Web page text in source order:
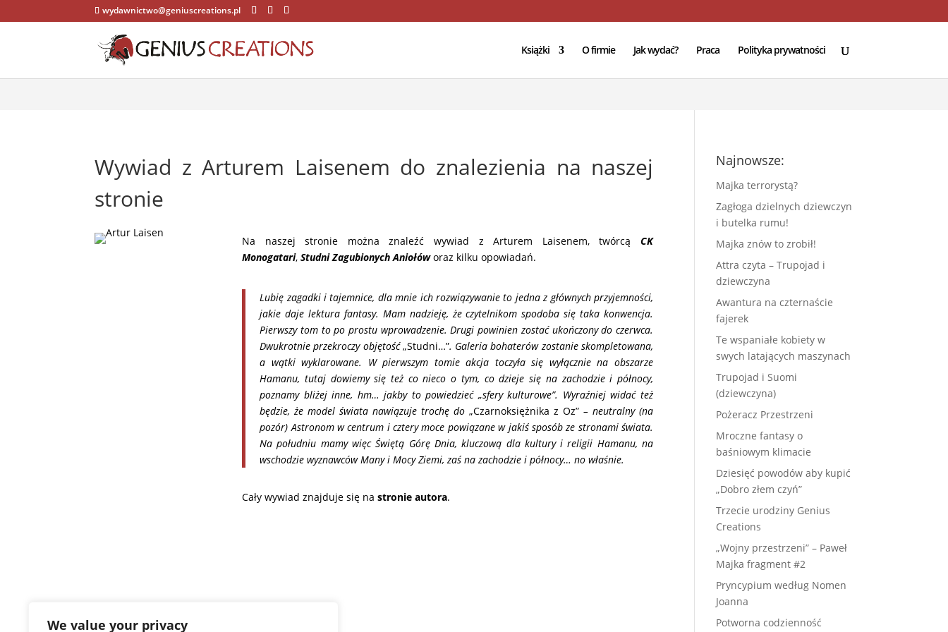
We value your privacy
Warning: Constant WP_CACHE already defined in/home/zenstrona/domains/geniuscreations.pl/public_html/wp-config.phpon line94
wydawnictwo@geniuscreations.pl
Książki O firmie Jak wydać? Praca Polityka prywatności
Wywiad z Arturem Laisenem do znalezienia na naszej
stronie
Na naszej stronie można znaleźć wywiad zArturem Laisenem, twórcąCK
Monogatari,Studni Zagubionych Aniołów oraz kilku opowiadań.
Lubię zagadki i tajemnice, dla mnie ich rozwiązywanie to jedna z głównych przyjemności,
jakie daje lektura fantasy. Mam nadzieję, że czytelnikom spodoba się taka konwencja.
Pierwszy tom to po prostu wprowadzenie. Drugi powinien zostać ukończony do czerwca.
Dwukrotnie przekroczy objętość„Studni…”. Galeria bohaterów zostanie skompletowana,
a wątki wyklarowane. W pierwszym tomie akcja toczyła się wyłącznie na obszarze
Hamanu, tutaj dowiemy się też co nieco o tym, co dzieje się na zachodzie i północy,
poznamy bliżej inne, hm… jakby to powiedzieć „sfery kulturowe”. Wyraźniej widać też
będzie, że model świata nawiązuje trochę do„Czarnoksiężnika z Oz” – neutralny (na
pozór) Astronom w centrum i cztery moce powiązane w jakiś sposób ze stronami świata.
Na południu mamy więc Świętą Górę Dnia, kluczową dla kultury i religii Hamanu, na
wschodzie wyznawców Many i Mocy Ziemi, zaś na zachodzie i północy… no właśnie.
Cały wywiad znajduje się nastronie autora.
Najnowsze:
Majka terrorystą?
Zagłoga dzielnych dziewczyn
i butelka rumu!
Majka znów to zrobił!
Attra czyta – Trupojad i
dziewczyna
Awantura na czternaście
fajerek
Te wspaniałe kobiety w
swych latających maszynach
Trupojad i Suomi
(dziewczyna)
Pożeracz Przestrzeni
Mroczne fantasy o
baśniowym klimacie
Dziesięć powodów aby kupić
„Dobro złem czyń”
Trzecie urodziny Genius
Creations
„Wojny przestrzeni” – Paweł
Majka fragment #2
Pryncypium według Nomen
Joanna
Potworna codzienność